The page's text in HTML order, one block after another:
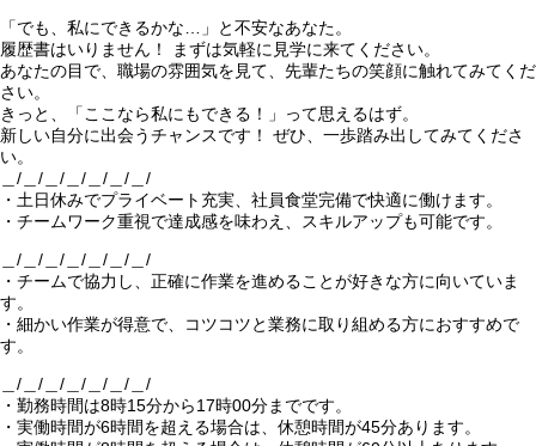
「でも、私にできるかな…」と不安なあなた。
履歴書はいりません！ まずは気軽に見学に来てください。
あなたの目で、職場の雰囲気を見て、先輩たちの笑顔に触れてみてくだ
さい。
きっと、「ここなら私にもできる！」って思えるはず。
新しい自分に出会うチャンスです！ ぜひ、一歩踏み出してみてくださ
い。
＿/＿/＿/＿/＿/＿/＿/
・土日休みでプライベート充実、社員食堂完備で快適に働けます。
・チームワーク重視で達成感を味わえ、スキルアップも可能です。
＿/＿/＿/＿/＿/＿/＿/
・チームで協力し、正確に作業を進めることが好きな方に向いていま
す。
・細かい作業が得意で、コツコツと業務に取り組める方におすすめで
す。
＿/＿/＿/＿/＿/＿/＿/
・勤務時間は8時15分から17時00分までです。
・実働時間が6時間を超える場合は、休憩時間が45分あります。